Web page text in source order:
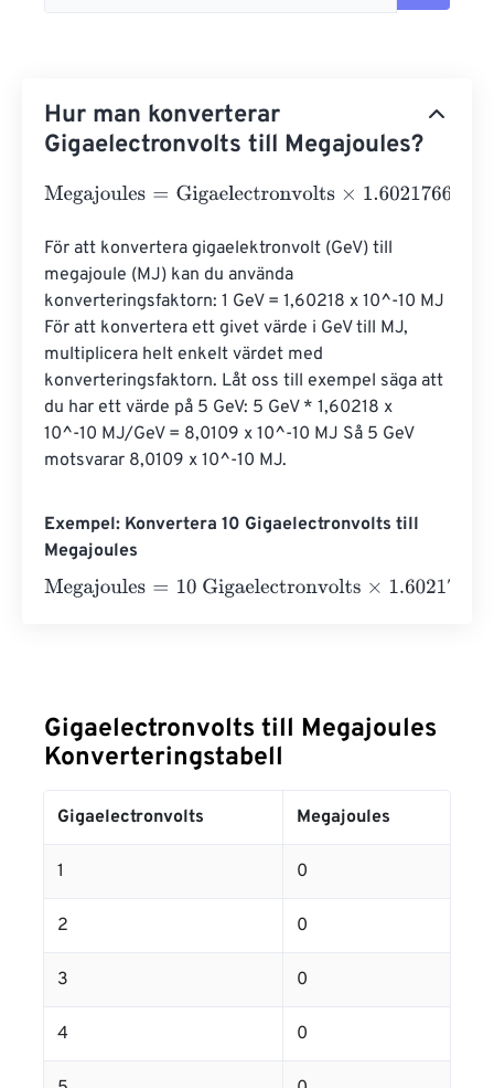
Hur man konverterar
Gigaelectronvolts till Megajoules?
Megajoules= Gigaelectronvolts×1.602176634e-25
För att konvertera gigaelektronvolt (GeV) till
megajoule (MJ) kan du använda
konverteringsfaktorn: 1 GeV = 1,60218 x 10^-10 MJ
För att konvertera ett givet värde i GeV till MJ,
multiplicera helt enkelt värdet med
konverteringsfaktorn. Låt oss till exempel säga att
du har ett värde på 5 GeV: 5 GeV * 1,60218 x
10^-10 MJ/GeV = 8,0109 x 10^-10 MJ Så 5 GeV
motsvarar 8,0109 x 10^-10 MJ.
Exempel: Konvertera 10 Gigaelectronvolts till
Megajoules
Megajoules= 10 Gigaelectronvolts×1.602176634e-25
Gigaelectronvolts till Megajoules
Konverteringstabell
Gigaelectronvolts Megajoules
1 0
2 0
3 0
4 0